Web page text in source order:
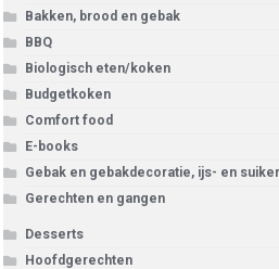
Bakken, brood en gebak
BBQ
Biologisch eten/koken
Budgetkoken
Comfort food
E-books
Gebak en gebakdecoratie, ijs- en
Gerechten en gangen
Desserts
Hoofdgerechten